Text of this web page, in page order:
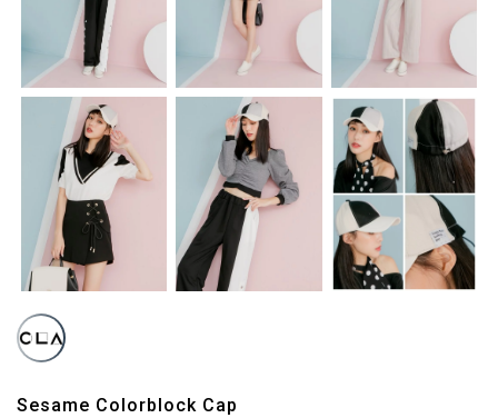
Sesame Colorblock Cap